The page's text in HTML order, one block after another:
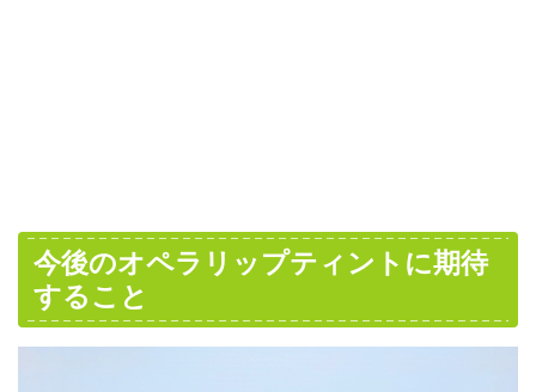
今後のオペラリップティントに期待
すること